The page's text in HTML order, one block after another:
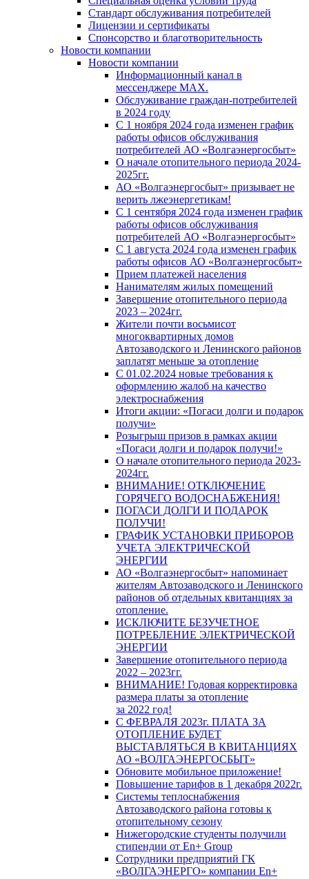
Стандарт обслуживания потребителей
Лицензии и сертификаты
Спонсорство и благотворительность
Новости компании
Новости компании
Информационный канал в
мессенджере MAX.
Обслуживание граждан-потребителей
в 2024 году
С 1 ноября 2024 года изменен график
работы офисов обслуживания
потребителей АО «Волгаэнергосбыт»
О начале отопительного периода 2024-
2025гг.
АО «Волгаэнергосбыт» призывает не
верить лжеэнергетикам!
С 1 сентября 2024 года изменен график
работы офисов обслуживания
потребителей АО «Волгаэнергосбыт»
С 1 августа 2024 года изменен график
работы офисов АО «Волгаэнергосбыт»
Прием платежей населения
Нанимателям жилых помещений
Завершение отопительного периода
2023 – 2024гг.
Жители почти восьмисот
многоквартирных домов
Автозаводского и Ленинского районов
заплатят меньше за отопление
С 01.02.2024 новые требования к
оформлению жалоб на качество
электроснабжения
Итоги акции: «Погаси долги и подарок
получи»
Розыгрыш призов в рамках акции
«Погаси долги и подарок получи!»
О начале отопительного периода 2023-
2024гг.
ВНИМАНИЕ! ОТКЛЮЧЕНИЕ
ГОРЯЧЕГО ВОДОСНАБЖЕНИЯ!
ПОГАСИ ДОЛГИ И ПОДАРОК
ПОЛУЧИ!
ГРАФИК УСТАНОВКИ ПРИБОРОВ
УЧЕТА ЭЛЕКТРИЧЕСКОЙ
ЭНЕРГИИ
АО «Волгаэнергосбыт» напоминает
жителям Автозаводского и Ленинского
районов об отдельных квитанциях за
отопление.
ИСКЛЮЧИТЕ БЕЗУЧЕТНОЕ
ПОТРЕБЛЕНИЕ ЭЛЕКТРИЧЕСКОЙ
ЭНЕРГИИ
Завершение отопительного периода
2022 – 2023гг.
ВНИМАНИЕ! Годовая корректировка
размера платы за отопление
за 2022 год!
С ФЕВРАЛЯ 2023г. ПЛАТА ЗА
ОТОПЛЕНИЕ БУДЕТ
ВЫСТАВЛЯТЬСЯ В КВИТАНЦИЯХ
АО «ВОЛГАЭНЕРГОСБЫТ»
Обновите мобильное приложение!
Повышение тарифов в 1 декабря 2022г.
Системы теплоснабжения
Автозаводского района готовы к
отопительному сезону
Нижегородские студенты получили
стипендии от En+ Group
Сотрудники предприятий ГК
«ВОЛГАЭНЕРГО» компании En+